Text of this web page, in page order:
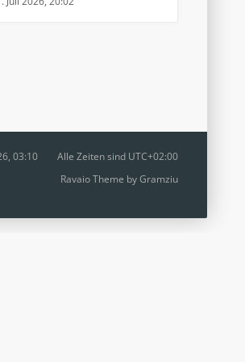
Alle Zeiten sind UTC+02:00
03:10
Ravaio Theme byGramziu